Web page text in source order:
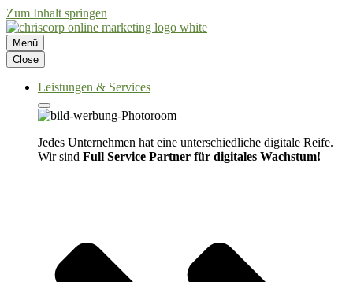
Zum Inhalt springen
Menü
Close
Leistungen & Services
Jedes Unternehmen hat eine unterschiedliche digitale Reife.
Wir sind Full Service Partner für digitales Wachstum!